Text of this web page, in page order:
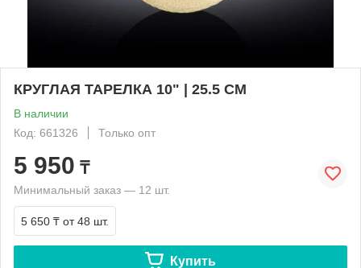
КРУГЛАЯ ТАРЕЛКА 10" | 25.5 CM
В наличии
Код: 661326
Только опт
5 950 ₸
Минимальный заказ — 12 шт.
5 650 ₸ от 48 шт.
Купить